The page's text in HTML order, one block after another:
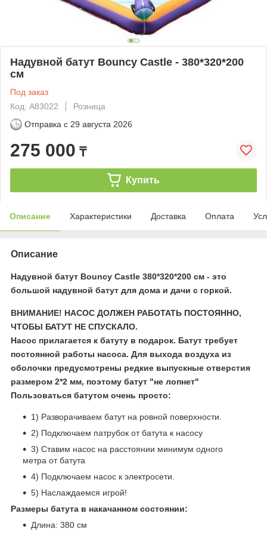
Надувной батут Bouncy Castle - 380*320*200
см
Под заказ
Код: A83022
Розница
Отправка с 29 августа 2026
275 000 ₸
Купить
Описание Характеристики Доставка Оплата
Описание
Надувной батут Bouncy Castle 380*320*200 см - это
большой надувной батут для дома и дачи с горкой.
ВНИМАНИЕ! НАСОС ДОЛЖЕН РАБОТАТЬ ПОСТОЯННО,
ЧТОБЫ БАТУТ НЕ СПУСКАЛО.
Насос прилагается к батуту в подарок. Батут требует
постоянной работы насоса. Для выхода воздуха из
оболочки предусмотрены редкие выпускные отверстия
размером 2*2 мм, поэтому батут "не лопнет"
Пользоваться батутом очень просто:
1) Разворачиваем батут на ровной поверхности.
2) Подключаем патрубок от батута к насосу
3) Ставим насос на расстоянии минимум одного
метра от батута
4) Подключаем насос к электросети.
5) Наслаждаемся игрой!
Размеры батута в накачанном состоянии:
Длина: 380 см